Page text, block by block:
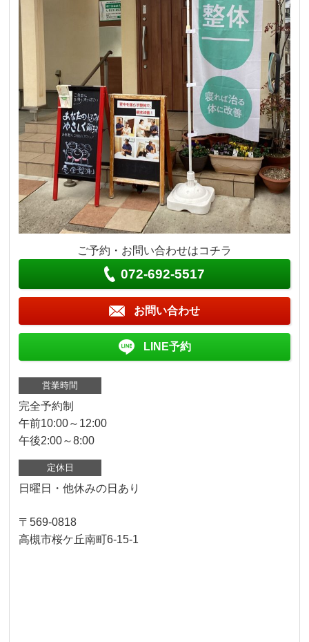
ご予約・お問い合わせはコチラ
072-692-5517
お問い合わせ
LINE予約
営業時間
完全予約制
午前10:00～12:00
午後2:00～8:00
定休日
日曜日・他休みの日あり
〒569-0818
高槻市桜ケ丘南町6-15-1